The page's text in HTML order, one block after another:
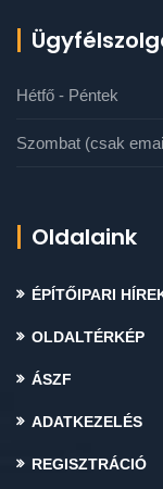
Hétfő - Péntek
Szombat (csak
Oldalaink
ÉPÍTŐIPARI
OLDALTÉRKÉP
ÁSZF
ADATKEZELÉS
REGISZTRÁCIÓ